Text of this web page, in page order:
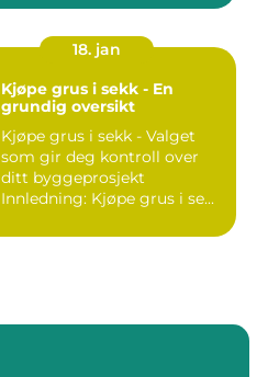
18. jan
Kjøpe grus i sekk - En
grundig oversikt
Kjøpe grus i sekk - Valget
som gir deg kontroll over
ditt byggeprosjekt
Innledning: Kjøpe grus i se...